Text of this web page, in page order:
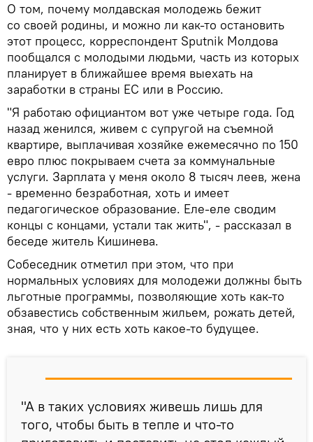
О том, почему молдавская молодежь бежит
со своей родины, и можно ли как-то остановить
этот процесс, корреспондент Sputnik Молдова
пообщался с молодыми людьми, часть из которых
планирует в ближайшее время выехать на
заработки в страны ЕС или в Россию.
"Я работаю официантом вот уже четыре года. Год
назад женился, живем с супругой на съемной
квартире, выплачивая хозяйке ежемесячно по 150
евро плюс покрываем счета за коммунальные
услуги. Зарплата у меня около 8 тысяч леев, жена
- временно безработная, хоть и имеет
педагогическое образование. Еле-еле сводим
концы с концами, устали так жить", - рассказал в
беседе житель Кишинева.
Собеседник отметил при этом, что при
нормальных условиях для молодежи должны быть
льготные программы, позволяющие хоть как-то
обзавестись собственным жильем, рожать детей,
зная, что у них есть хоть какое-то будущее.
"А в таких условиях живешь лишь для
того, чтобы быть в тепле и что-то